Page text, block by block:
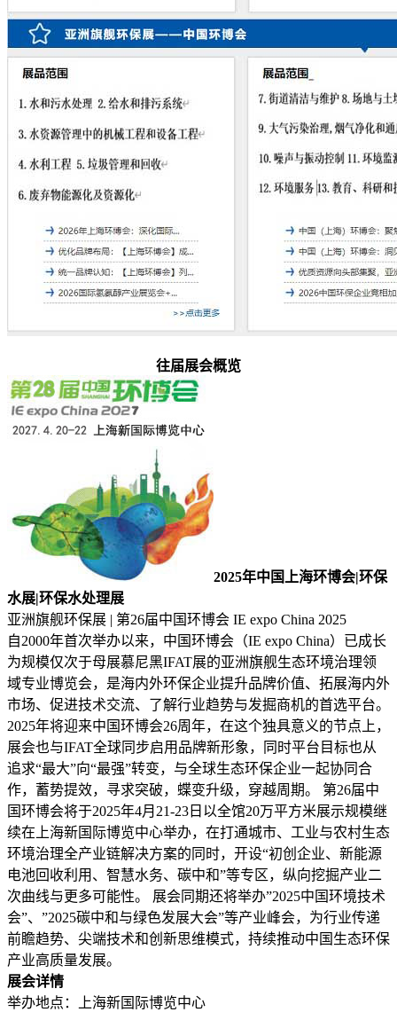
往届展会概览
2025年中国上海环博会|环保
水展|环保水处理展
亚洲旗舰环保展 | 第26届中国环博会 IE expo China 2025
自2000年首次举办以来，中国环博会（IE expo China）已成长
为规模仅次于母展慕尼黑IFAT展的亚洲旗舰生态环境治理领
域专业博览会，是海内外环保企业提升品牌价值、拓展海内外
市场、促进技术交流、了解行业趋势与发掘商机的首选平台。
2025年将迎来中国环博会26周年，在这个独具意义的节点上，
展会也与IFAT全球同步启用品牌新形象，同时平台目标也从
追求“最大”向“最强”转变，与全球生态环保企业一起协同合
作，蓄势提效，寻求突破，蝶变升级，穿越周期。 第26届中
国环博会将于2025年4月21-23日以全馆20万平方米展示规模继
续在上海新国际博览中心举办，在打通城市、工业与农村生态
环境治理全产业链解决方案的同时，开设“初创企业、新能源
电池回收利用、智慧水务、碳中和”等专区，纵向挖掘产业二
次曲线与更多可能性。 展会同期还将举办”2025中国环境技术
会”、”2025碳中和与绿色发展大会”等产业峰会，为行业传递
前瞻趋势、尖端技术和创新思维模式，持续推动中国生态环保
产业高质量发展。
展会详情
举办地点：上海新国际博览中心